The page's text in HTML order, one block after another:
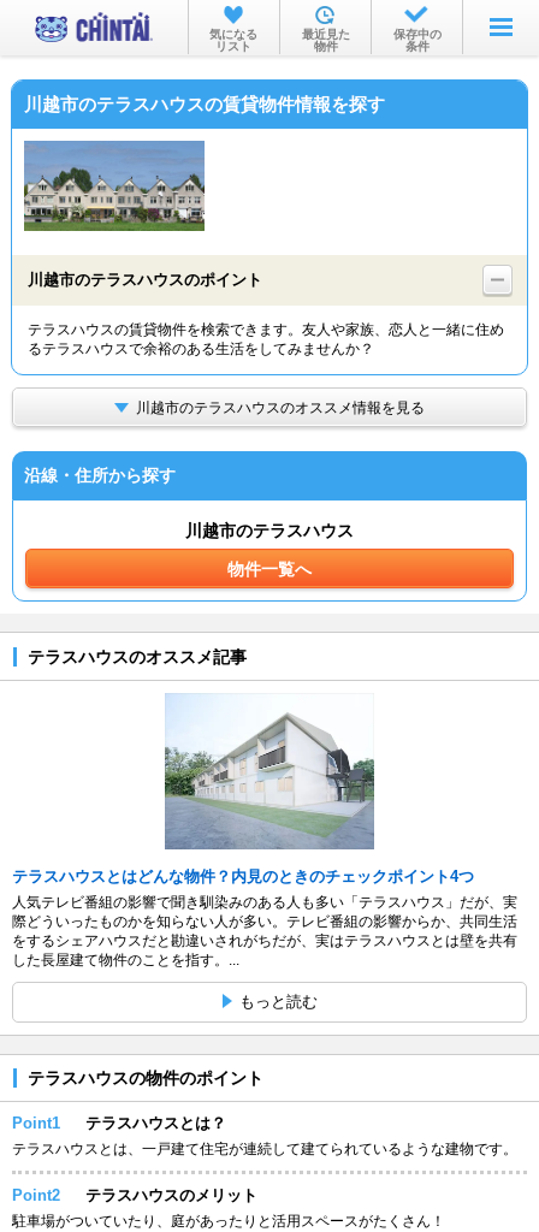
お部屋を探す
沿線・駅から
物件特集から
TOP
気になる
リスト
最近見た
物件
保存中の
条件
川越市のテラスハウスの賃貸物件情報を探す
川越市のテラスハウスのポイント
テラスハウスの賃貸物件を検索できます。友人や家族、恋人と一緒に住め
るテラスハウスで余裕のある生活をしてみませんか？
川越市のテラスハウスのオススメ情報を見る
沿線・住所から探す
川越市のテラスハウス
物件一覧へ
テラスハウスのオススメ記事
テラスハウスとはどんな物件？内見のときのチェックポイント4つ
人気テレビ番組の影響で聞き馴染みのある人も多い「テラスハウス」だが、実
際どういったものかを知らない人が多い。テレビ番組の影響からか、共同生活
をするシェアハウスだと勘違いされがちだが、実はテラスハウスとは壁を共有
した長屋建て物件のことを指す。...
もっと読む
テラスハウスの物件のポイント
Point1 テラスハウスとは？
テラスハウスとは、一戸建て住宅が連続して建てられているような建物です。
Point2 テラスハウスのメリット
駐車場がついていたり、庭があったりと活用スペースがたくさん！